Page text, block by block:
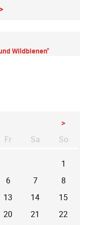
Wildbienen"
>
Fr Sa mstagSo
1
6 7
8
13 14
15
20 21
22